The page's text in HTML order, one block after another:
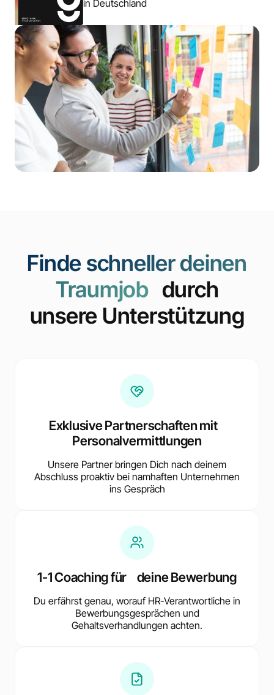
in Deutschland
Finde schneller deinen
Traumjobdurch
unsere Unterstützung
Exklusive Partnerschaften mit
Personalvermittlungen
Unsere Partner bringen Dich nach deinem
Abschluss proaktiv bei namhaften Unternehmen
ins Gespräch
1-1 Coaching für deine Bewerbung
Du erfährst genau, worauf HR-Verantwortliche in
Bewerbungsgesprächen und
Gehaltsverhandlungen achten.